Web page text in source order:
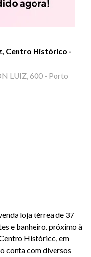
Centro Histórico -
LUIZ, 600 - Porto
loja térrea de 37
e banheiro. próximo à
Histórico, em
conta com diversos